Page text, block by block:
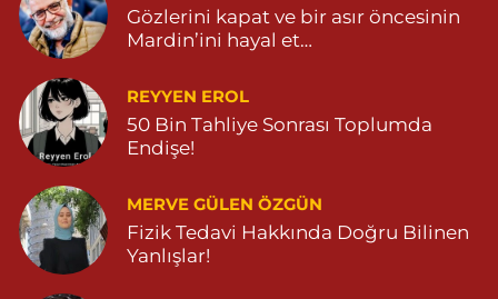
Gözlerini kapat ve bir asır öncesinin
Mardin’ini hayal et…
REYYEN EROL
50 Bin Tahliye Sonrası Toplumda
Endişe!
MERVE GÜLEN ÖZGÜN
Fizik Tedavi Hakkında Doğru Bilinen
Yanlışlar!